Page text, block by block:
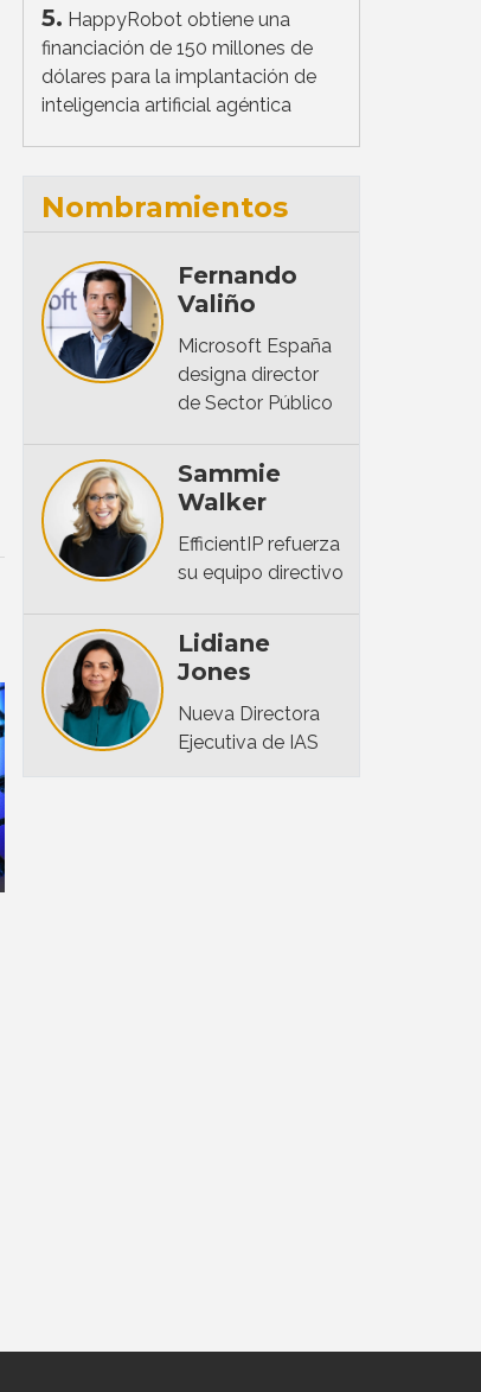
5. HappyRobot obtiene una
financiación de 150 millones de
dólares para la implantación de
inteligencia artificial agéntica
Nombramientos
Fernando
Valiño
Microsoft España
designa director
de Sector Público
Sammie
Walker
EfficientIP refuerza
su equipo directivo
Lidiane
Jones
Nueva Directora
Ejecutiva de IAS